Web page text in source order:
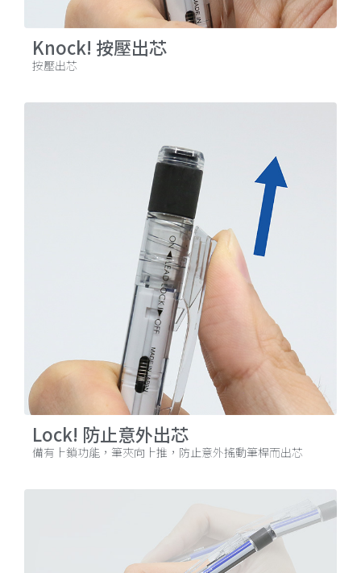
Knock! 按壓出芯
按壓出芯
Lock! 防止意外出芯
備有上鎖功能，筆夾向上推，防止意外搖動筆桿而出芯